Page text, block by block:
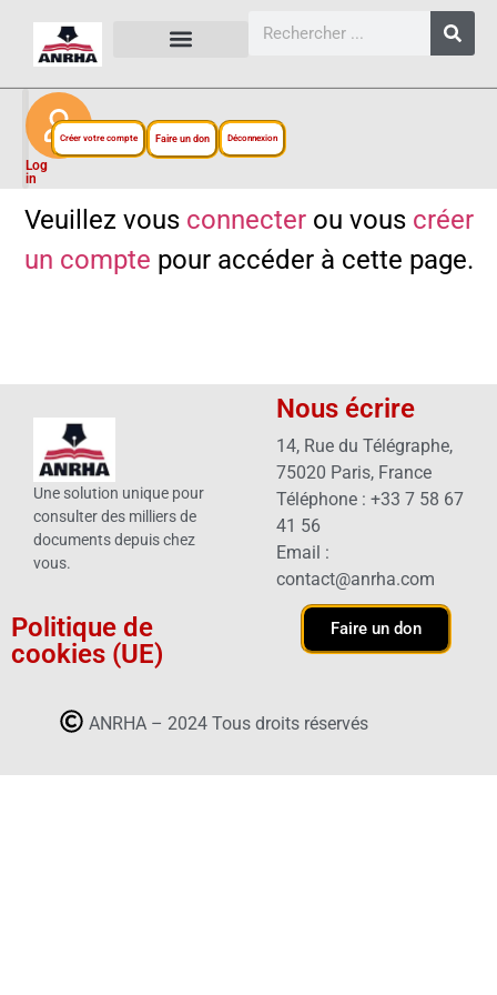
Log
in
Créer votre compte Faire un don Déconnexion
Veuillez vous connecterou vous créer
un compte pour accéder à cette page.
Une solution unique pour
consulter des milliers de
documents depuis chez
vous.
Politique de
cookies (UE)
Nous écrire
14, Rue du Télégraphe,
75020 Paris, France
Téléphone : +33 7 58 67
41 56
Email :
contact@anrha.com
Faire un don
ANRHA – 2024 Tous droits réservés